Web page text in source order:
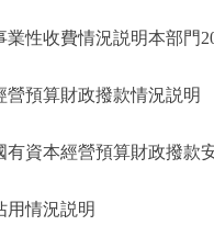
收費情況説明本部門
預算財政撥款情況説明
資本經營預算財政撥款
情況説明